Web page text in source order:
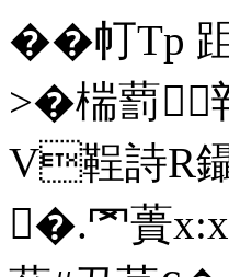
��帄Tp
>�椯藅
V鞓詩R
�.罓蕢